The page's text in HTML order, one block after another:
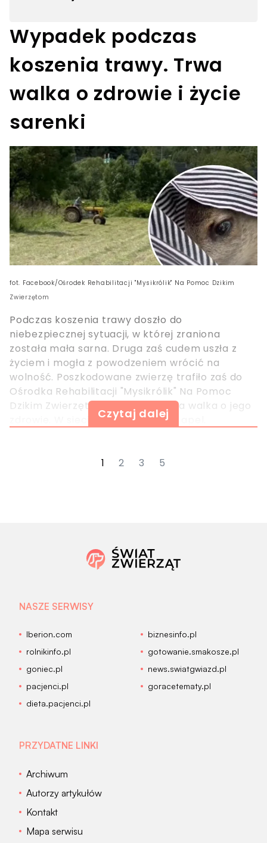
Wypadek podczas
koszenia trawy. Trwa
walka o zdrowie i życie
sarenki
fot. Facebook/Ośrodek Rehabilitacji "Mysikrólik" Na Pomoc Dzikim
Zwierzętom
Podczas koszenia trawy doszło do
niebezpiecznej sytuacji, w której zraniona
została mała sarna. Druga zaś cudem uszła z
życiem i mogła z powodzeniem wrócić na
wolność. Poszkodowane zwierzę trafiło zaś do
Ośrodka Rehabilitacji "Mysikrólik" Na Pomoc
Dzikim Zwierzętom, w którym trwa walka o jego
zdrowie. W sieci pojawił się ważny apel.
Czytaj dalej
1 2 3 5
NASZE SERWISY
Iberion.com
biznesinfo.pl
rolnikinfo.pl
gotowanie.smakosze.pl
goniec.pl
news.swiatgwiazd.pl
pacjenci.pl
goracetematy.pl
dieta.pacjenci.pl
PRZYDATNE LINKI
Archiwum
Autorzy artykułów
Kontakt
Mapa serwisu